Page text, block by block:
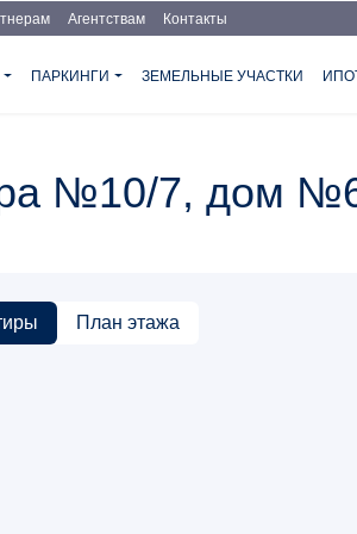
Агентствам Контакты
ПАРКИНГИ ЗЕМЕЛЬНЫЕ УЧАСТКИ
№10/7, дом
План этажа